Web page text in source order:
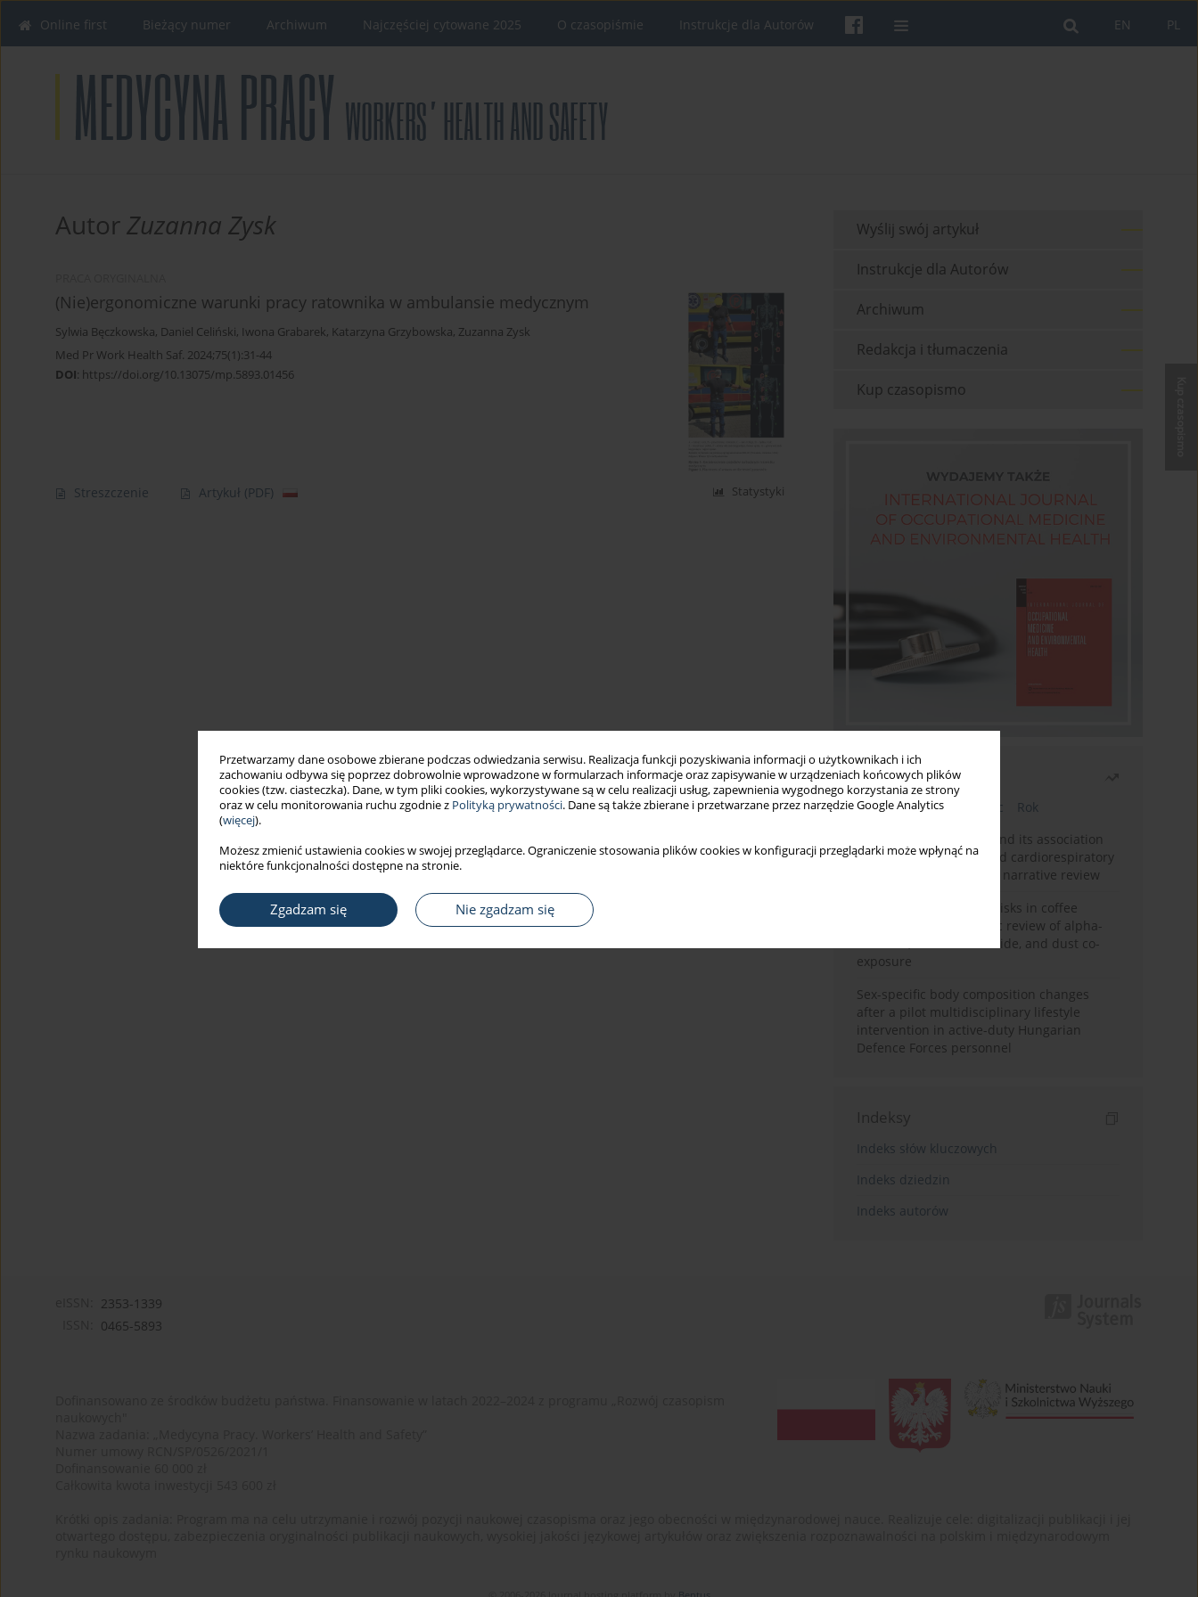
Przetwarzamy dane osobowe zbierane podczas odwiedzania serwisu. Realizacja funkcji pozyskiwania informacji o użytkownikach i ich
zachowaniu odbywa się poprzez dobrowolnie wprowadzone w formularzach informacje oraz zapisywanie w urządzeniach końcowych plików
cookies (tzw. ciasteczka). Dane, w tym pliki cookies, wykorzystywane są w celu realizacji usług, zapewnienia wygodnego korzystania ze strony
oraz w celu monitorowania ruchu zgodnie z Polityką prywatności. Dane są także zbierane i przetwarzane przez narzędzie Google Analytics
(więcej).
Możesz zmienić ustawienia cookies w swojej przeglądarce. Ograniczenie stosowania plików cookies w konfiguracji przeglądarki może wpłynąć na
niektóre funkcjonalności dostępne na stronie.
Zgadzam się Nie zgadzam się
PL
EN
Online first Bieżący numer Archiwum Najczęściej cytowane 2025 O czasopiśmie Instrukcje dla Autorów
AutorZuzanna Zysk
(Nie)ergonomiczne warunki pracy ratownika w ambulansie medycznym
Sylwia Bęczkowska, Daniel Celiński, Iwona Grabarek, Katarzyna Grzybowska, Zuzanna Zysk
Med Pr Work Health Saf. 2024;75(1):31-44
DOI: https://doi.org/10.13075/mp.5893.01456
Streszczenie Artykuł (PDF) Statystyki
Wyślij swój artykuł
Instrukcje dla Autorów
Archiwum
Redakcja i tłumaczenia
Kup czasopismo
Najczęściej czytane
Bieżący numer Miesiąc
Rok
Occupational burnout and its association
with physical activity and cardiorespiratory
fitness among nurses: a narrative review
Synergistic respiratory risks in coffee
processing: a systematic review of alpha-
diketone, carbon monoxide, and dust co-
exposure
Sex-specific body composition changes
after a pilot multidisciplinary lifestyle
intervention in active-duty Hungarian
Defence Forces personnel
Indeksy
Indeks słów kluczowych
Indeks dziedzin
Indeks autorów
2353-1339
0465-5893